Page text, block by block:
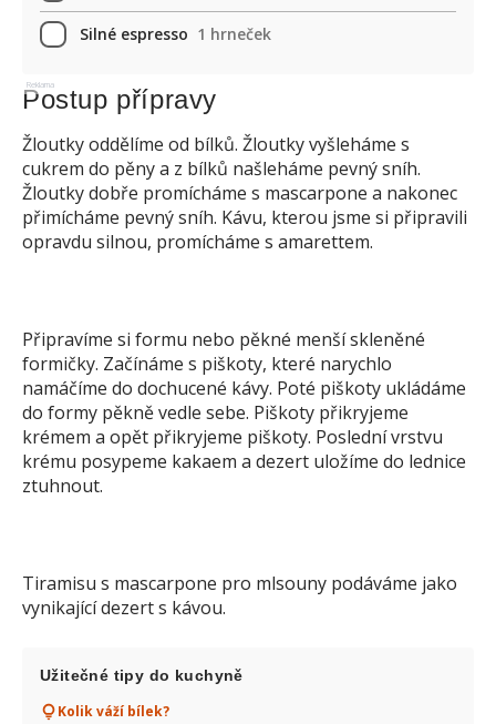
Silné espresso 1 hrneček
Reklama
Postup přípravy
Žloutky oddělíme od bílků. Žloutky vyšleháme s
cukrem do pěny a z bílků našleháme pevný sníh.
Žloutky dobře promícháme s mascarpone a nakonec
přimícháme pevný sníh. Kávu, kterou jsme si připravili
opravdu silnou, promícháme s amarettem.
Připravíme si formu nebo pěkné menší skleněné
formičky. Začínáme s piškoty, které narychlo
namáčíme do dochucené kávy. Poté piškoty ukládáme
do formy pěkně vedle sebe. Piškoty přikryjeme
krémem a opět přikryjeme piškoty. Poslední vrstvu
krému posypeme kakaem a dezert uložíme do lednice
ztuhnout.
Tiramisu s mascarpone pro mlsouny podáváme jako
vynikající dezert s kávou.
Užitečné tipy do kuchyně
Kolik váží bílek?